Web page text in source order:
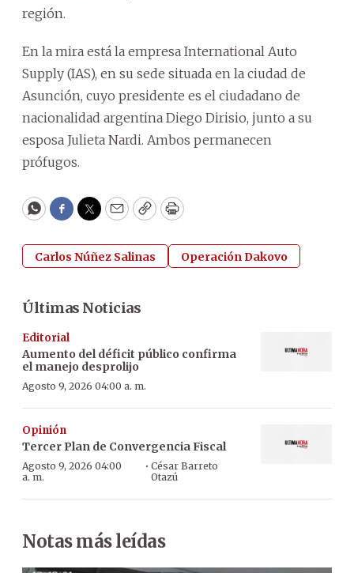
región.
En la mira está la empresa International Auto
Supply (IAS), en su sede situada en la ciudad de
Asunción, cuyo presidente es el ciudadano de
nacionalidad argentina Diego Dirisio, junto a su
esposa Julieta Nardi. Ambos permanecen
prófugos.
WhatsApp
Facebook
Twitter
EmailCopyPrint
Carlos Núñez Salinas Operación Dakovo
Últimas Noticias
Editorial
Aumento del déficit público confirma
el manejo desprolijo
Agosto 9, 2026 04:00 a. m.
Opinión
Tercer Plan de Convergencia Fiscal
Agosto 9, 2026 04:00
a. m.
·César Barreto
Otazú
Notas más leídas